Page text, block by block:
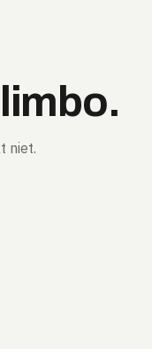
niet.